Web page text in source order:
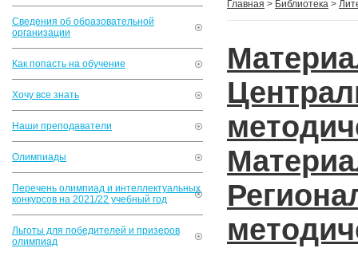
Сведения об образовательной
организации
Как попасть на обучение
Хочу все знать
Наши преподаватели
Олимпиады
Перечень олимпиад и интеллектуальных
конкурсов на 2021/22 учебный год
Льготы для победителей и призеров
олимпиад
Главная > Библиотека >